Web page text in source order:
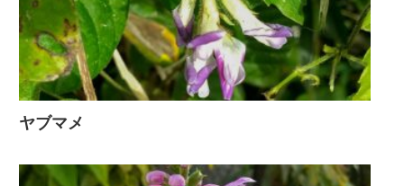
ヤブマメ